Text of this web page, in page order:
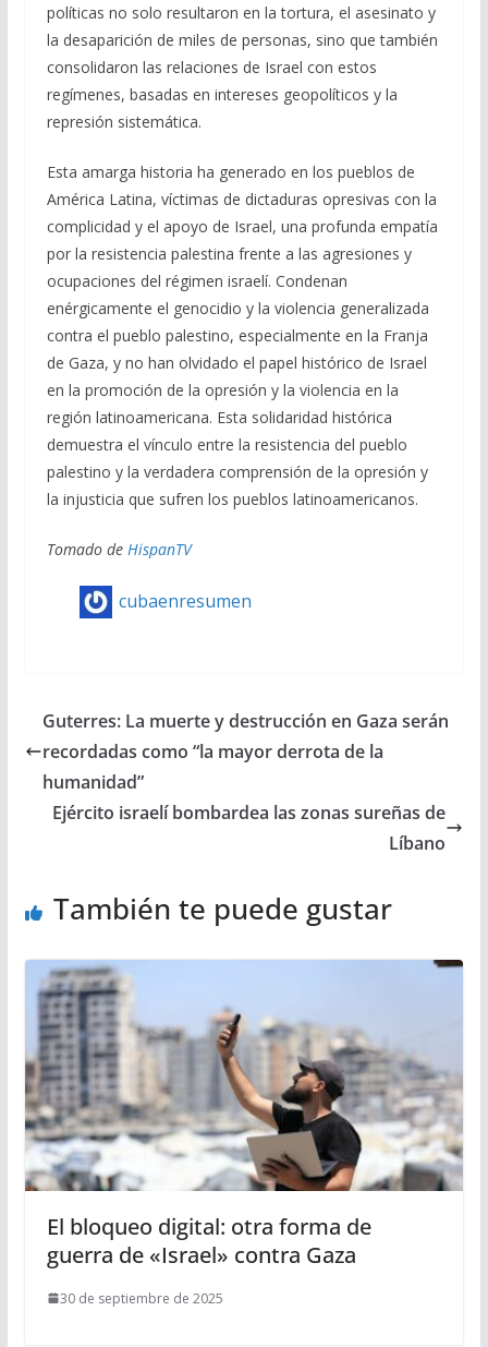
políticas no solo resultaron en la tortura, el asesinato y
la desaparición de miles de personas, sino que también
consolidaron las relaciones de Israel con estos
regímenes, basadas en intereses geopolíticos y la
represión sistemática.
Esta amarga historia ha generado en los pueblos de
América Latina, víctimas de dictaduras opresivas con la
complicidad y el apoyo de Israel, una profunda empatía
por la resistencia palestina frente a las agresiones y
ocupaciones del régimen israelí. Condenan
enérgicamente el genocidio y la violencia generalizada
contra el pueblo palestino, especialmente en la Franja
de Gaza, y no han olvidado el papel histórico de Israel
en la promoción de la opresión y la violencia en la
región latinoamericana. Esta solidaridad histórica
demuestra el vínculo entre la resistencia del pueblo
palestino y la verdadera comprensión de la opresión y
la injusticia que sufren los pueblos latinoamericanos.
Tomado de HispanTV
cubaenresumen
Guterres: La muerte y destrucción en Gaza serán
recordadas como “la mayor derrota de la
humanidad”
Ejército israelí bombardea las zonas sureñas de
Líbano
También te puede gustar
El bloqueo digital: otra forma de
guerra de «Israel» contra Gaza
30 de septiembre de 2025